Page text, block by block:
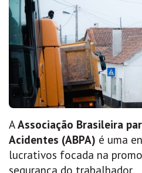
AAssociação Brasileira
Acidentes (ABPA) é uma
lucrativos focada na
segurança do trabalhador.